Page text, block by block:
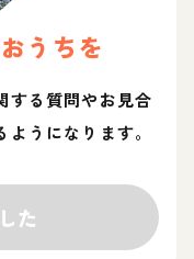
うちを
する質問やお見合
うになります。
た